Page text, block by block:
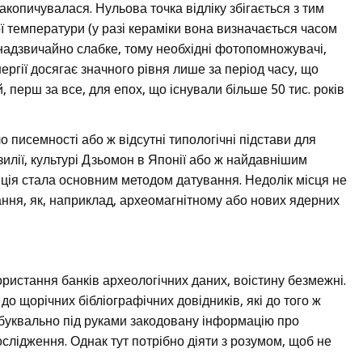
Нульова точка відліку збігається з тим
(у разі кераміки вона визначається часом
слабке, тому необхідні фотопомножувачі,
досягає значного рівня лише за період часу, що
за все, для епох, що існували більше 50 тис. років
або ж відсутні типологічні підстави для
культурі Дзьомон в Японії або ж найдавнішим
стала основним методом датування. Недолік місця не
як, наприклад, археомагнітному або нових ядерних
банків археологічних даних, воістину безмежні.
щорічних бібліографічних довідників, які до того ж
під руками закодовану інформацію про
Однак тут потрібно діяти з розумом, щоб не